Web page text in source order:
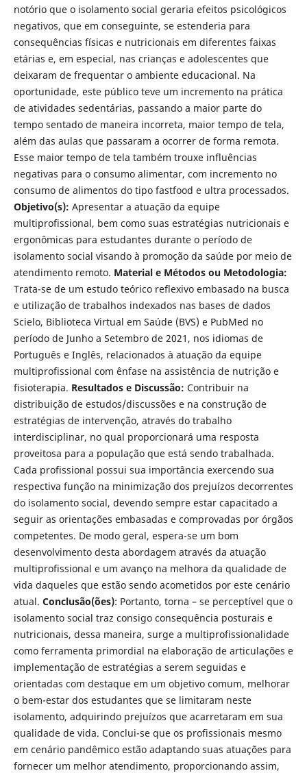
notório que o isolamento social geraria efeitos psicológicos
negativos, que em conseguinte, se estenderia para
consequências físicas e nutricionais em diferentes faixas
etárias e, em especial, nas crianças e adolescentes que
deixaram de frequentar o ambiente educacional. Na
oportunidade, este público teve um incremento na prática
de atividades sedentárias, passando a maior parte do
tempo sentado de maneira incorreta, maior tempo de tela,
além das aulas que passaram a ocorrer de forma remota.
Esse maior tempo de tela também trouxe influências
negativas para o consumo alimentar, com incremento no
consumo de alimentos do tipo fastfood e ultra processados.
Objetivo(s): Apresentar a atuação da equipe
multiprofissional, bem como suas estratégias nutricionais e
ergonômicas para estudantes durante o período de
isolamento social visando à promoção da saúde por meio de
atendimento remoto. Material e Métodos ou Metodologia:
Trata-se de um estudo teórico reflexivo embasado na busca
e utilização de trabalhos indexados nas bases de dados
Scielo, Biblioteca Virtual em Saúde (BVS) e PubMed no
período de Junho a Setembro de 2021, nos idiomas de
Português e Inglês, relacionados à atuação da equipe
multiprofissional com ênfase na assistência de nutrição e
fisioterapia. Resultados e Discussão: Contribuir na
distribuição de estudos/discussões e na construção de
estratégias de intervenção, através do trabalho
interdisciplinar, no qual proporcionará uma resposta
proveitosa para a população que está sendo trabalhada.
Cada profissional possui sua importância exercendo sua
respectiva função na minimização dos prejuízos decorrentes
do isolamento social, devendo sempre estar capacitado a
seguir as orientações embasadas e comprovadas por órgãos
competentes. De modo geral, espera-se um bom
desenvolvimento desta abordagem através da atuação
multiprofissional e um avanço na melhora da qualidade de
vida daqueles que estão sendo acometidos por este cenário
atual. Conclusão(ões): Portanto, torna – se perceptível que o
isolamento social traz consigo consequência posturais e
nutricionais, dessa maneira, surge a multiprofissionalidade
como ferramenta primordial na elaboração de articulações e
implementação de estratégias a serem seguidas e
orientadas com destaque em um objetivo comum, melhorar
o bem-estar dos estudantes que se limitaram neste
isolamento, adquirindo prejuízos que acarretaram em sua
qualidade de vida. Conclui-se que os profissionais mesmo
em cenário pandêmico estão adaptando suas atuações para
fornecer um melhor atendimento, proporcionando assim,